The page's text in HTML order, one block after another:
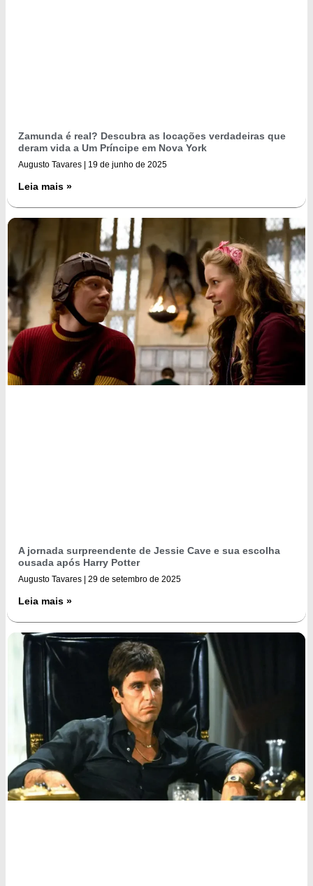
Zamunda é real? Descubra as locações verdadeiras que
deram vida a Um Príncipe em Nova York
Augusto Tavares 19 de junho de 2025
Leia mais »
A jornada surpreendente de Jessie Cave e sua escolha
ousada após Harry Potter
Augusto Tavares 29 de setembro de 2025
Leia mais »